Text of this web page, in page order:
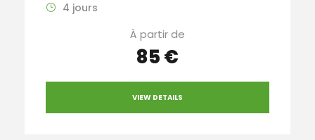
4 jours
À partir de
85 €
VIEW DETAILS